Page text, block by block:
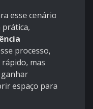
esse cenário
prática,
processo,
mas
ganhar
espaço para